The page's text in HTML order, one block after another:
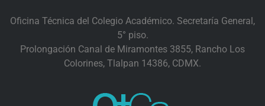
Oficina Técnica del Colegio Académico. Secretaría General,
5° piso.
Prolongación Canal de Miramontes 3855, Rancho Los
Colorines, Tlalpan 14386, CDMX.